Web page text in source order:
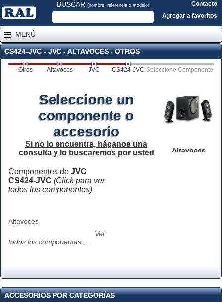
BUSCAR (nombre, referencia o modelo)
Contacto
Agregar a favoritos
MENÚ
CS424-JVC - JVC - ALTAVOCES - OTROS
Otros Altavoces JVC CS424-JVC Seleccione Componente
Altavoces
Seleccione un
componente o
accesorio
Si no lo encuentra, háganos una
consulta y lo buscaremos por usted
Componentes de JVC
CS424-JVC (Click para ver
todos los componentes)
Altavoces
Ver
todos los componentes ...
ACCESORIOS POR CATEGORÍAS